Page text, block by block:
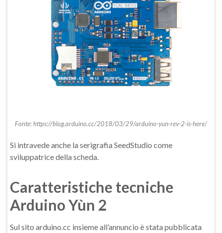
Fonte: https://blog.arduino.cc/2018/03/29/arduino-yun-rev-2-is-here/
Si intravede anche la serigrafia SeedStudio come
sviluppatrice della scheda.
Caratteristiche tecniche
Arduino Yùn 2
Sul sito arduino.cc insieme all’annuncio è stata pubblicata